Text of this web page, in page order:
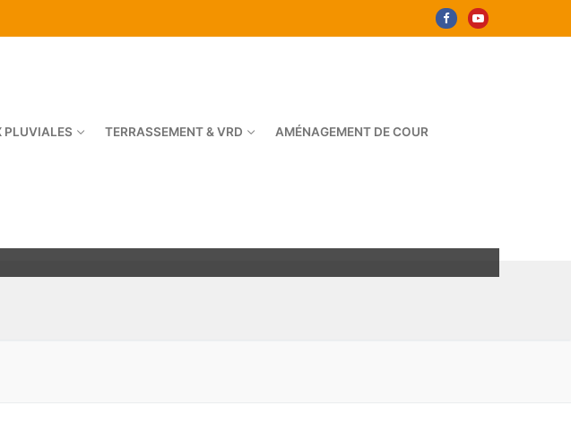
PLUVIALES TERRASSEMENT & VRD AMÉNAGEMENT DE COUR